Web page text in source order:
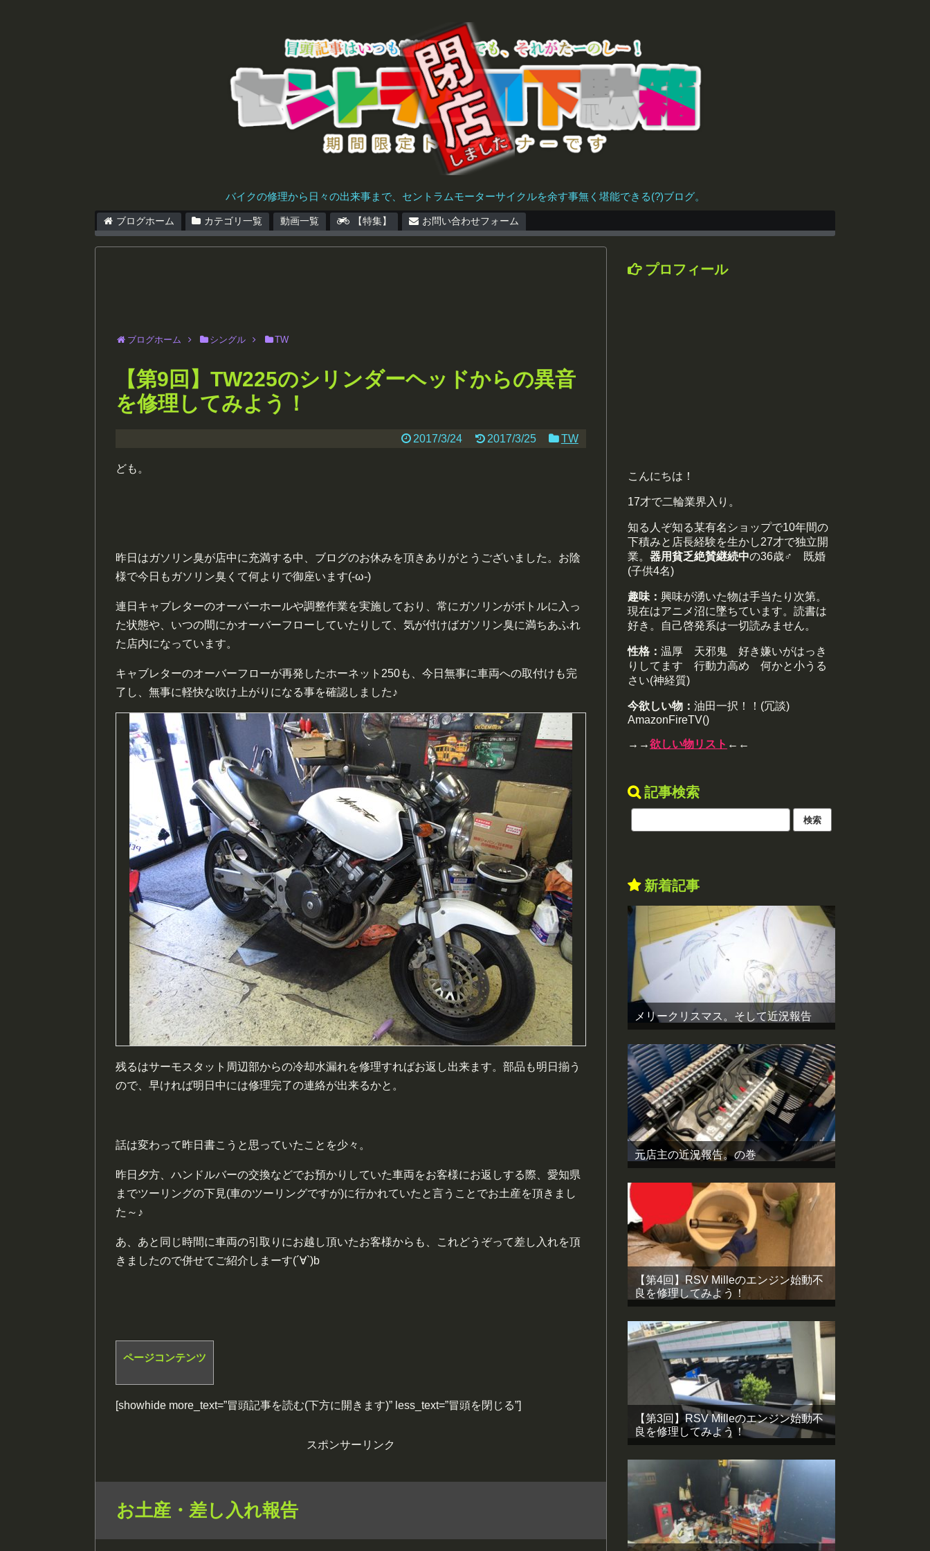
バイクの修理から日々の出来事まで、セントラムモーターサイクルを余す事無く堪能できる(?)ブログ。
ブログホーム カテゴリ一覧 動画一覧 【特集】 お問い合わせフォーム
ブログホーム シングル TW
【第9回】TW225のシリンダーヘッドからの異音
を修理してみよう！
2017/3/24 2017/3/25 TW
ども。
昨日はガソリン臭が店中に充満する中、ブログのお休みを頂きありがとうございました。お陰
様で今日もガソリン臭くて何よりで御座います(-ω-)
連日キャブレターのオーバーホールや調整作業を実施しており、常にガソリンがボトルに入っ
た状態や、いつの間にかオーバーフローしていたりして、気が付けばガソリン臭に満ちあふれ
た店内になっています。
キャブレターのオーバーフローが再発したホーネット250も、今日無事に車両への取付けも完
了し、無事に軽快な吹け上がりになる事を確認しました♪
残るはサーモスタット周辺部からの冷却水漏れを修理すればお返し出来ます。部品も明日揃う
ので、早ければ明日中には修理完了の連絡が出来るかと。
話は変わって昨日書こうと思っていたことを少々。
昨日夕方、ハンドルバーの交換などでお預かりしていた車両をお客様にお返しする際、愛知県
までツーリングの下見(車のツーリングですが)に行かれていたと言うことでお土産を頂きまし
た～♪
あ、あと同じ時間に車両の引取りにお越し頂いたお客様からも、これどうぞって差し入れを頂
きましたので併せてご紹介しまーす(´∀`)b
ページコンテンツ
[showhide more_text=”冒頭記事を読む(下方に開きます)” less_text=”冒頭を閉じる”]
スポンサーリンク
お土産・差し入れ報告
プロフィール
こんにちは！
17才で二輪業界入り。
知る人ぞ知る某有名ショップで10年間の
下積みと店長経験を生かし27才で独立開
業。 器用貧乏絶賛継続中の36歳♂ 既婚
(子供4名)
趣味： 興味が湧いた物は手当たり次第。
現在はアニメ沼に墜ちています。読書は
好き。自己啓発系は一切読みません。
性格： 温厚 天邪鬼 好き嫌いがはっき
りしてます 行動力高め 何かと小うる
さい(神経質)
今欲しい物： 油田一択！！(冗談)
AmazonFireTV()
→→欲しい物リスト ←←
記事検索
新着記事
メリークリスマス。そして近況報告
元店主の近況報告。の巻
【第4回】RSV Milleのエンジン始動不
良を修理してみよう！
【第3回】RSV Milleのエンジン始動不
良を修理してみよう！